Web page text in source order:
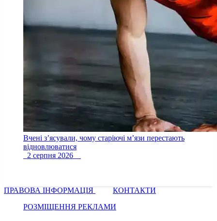
Вчені з’ясували, чому старіючі м’язи перестають
відновлюватися
2 серпня 2026
ПРАВОВА ІНФОРМАЦІЯ
КОНТАКТИ
РОЗМІЩЕННЯ РЕКЛАМИ